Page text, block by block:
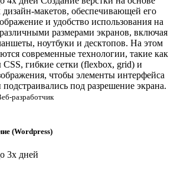
макетов, обеспечивающей его
и удобство использования на
размерами экранов, включая
ноутбуки и десктопов. На этом
современные технологии, такие как
CSS, гибкие сетки (flexbox, grid) и
чтобы элементы интерфейса
подстраивались под разрешение экрана.
разработчик
(Wordpress)
3х дней